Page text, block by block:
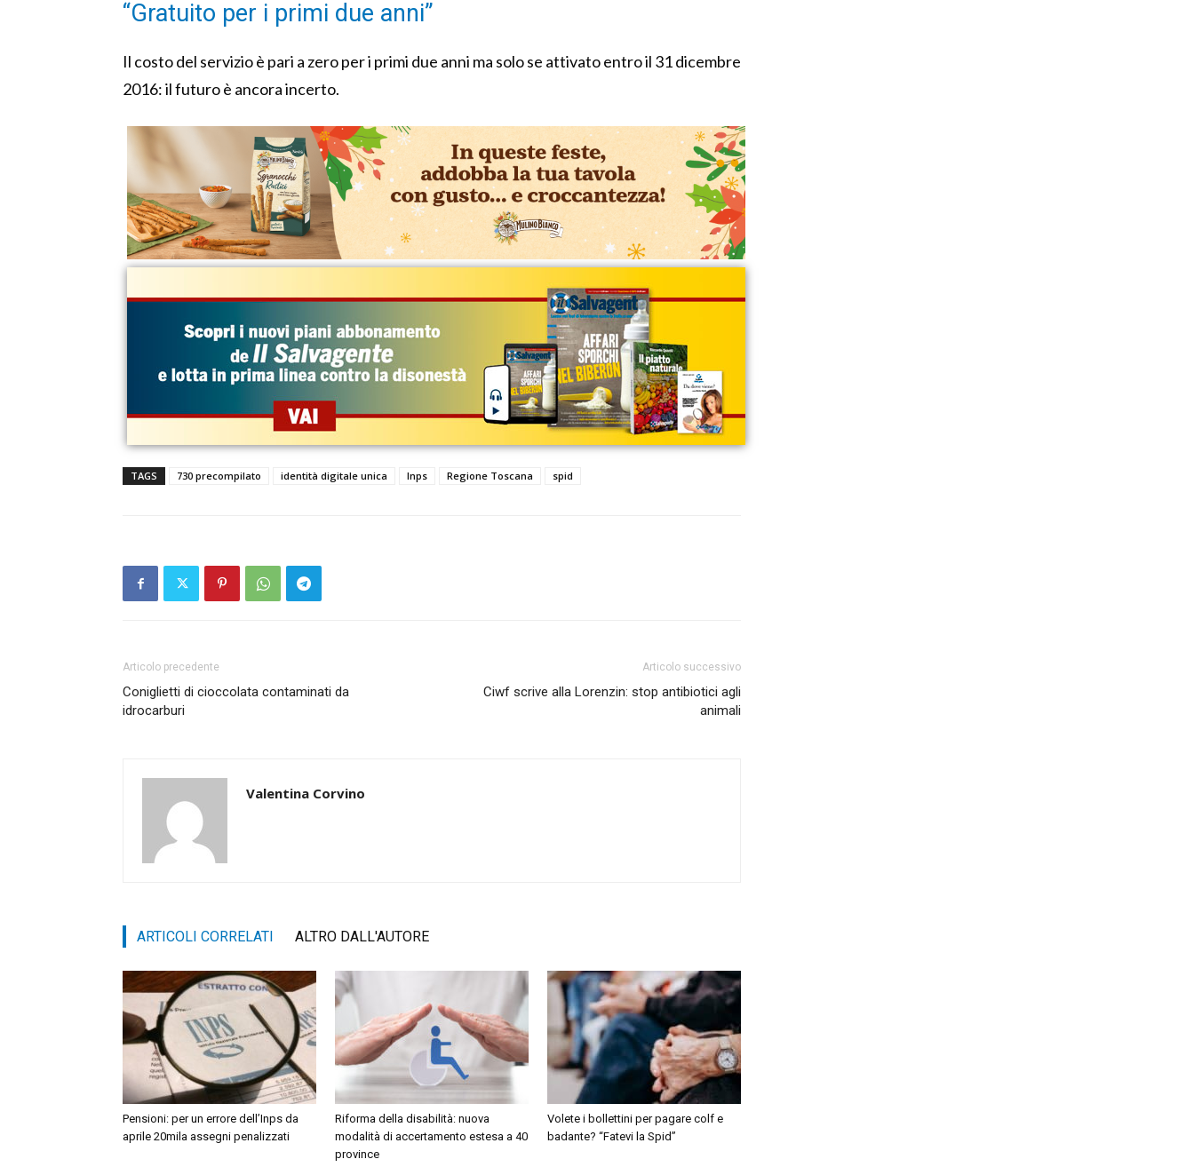
“Gratuito per i primi due anni”
Il costo del servizio è pari a zero per i primi due anni ma solo se attivato entro il 31 dicembre
2016: il futuro è ancora incerto.
TAGS 730 precompilato identità digitale unica Inps Regione Toscana spid
Articolo precedente
Coniglietti di cioccolata contaminati da
idrocarburi
Articolo successivo
Ciwf scrive alla Lorenzin: stop antibiotici agli
animali
Valentina Corvino
ARTICOLI CORRELATI ALTRO DALL'AUTORE
Pensioni: per un errore dell’Inps da
aprile 20mila assegni penalizzati
Riforma della disabilità: nuova
modalità di accertamento estesa a 40
province
Volete i bollettini per pagare colf e
badante? “Fatevi la Spid”